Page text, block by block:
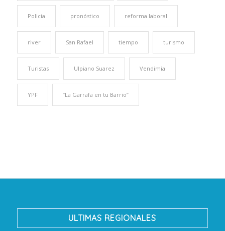
Policía pronóstico reforma laboral
river San Rafael tiempo turismo
Turistas Ulpiano Suarez Vendimia
YPF “La Garrafa en tu Barrio”
ULTIMAS REGIONALES